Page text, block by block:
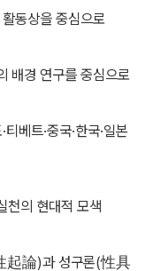
동상을 중심으로
배경 연구를 중심으로
베트·중국·한국·일본
천의 현대적 모색
起論)과 성구론(性具